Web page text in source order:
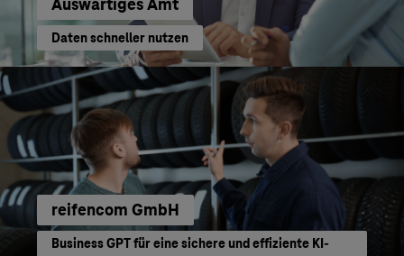
Daten schneller nutzen
reifencom GmbH
Business GPT für eine sichere und effiziente KI-